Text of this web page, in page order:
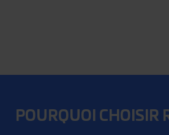
POURQUOI CHOISIR